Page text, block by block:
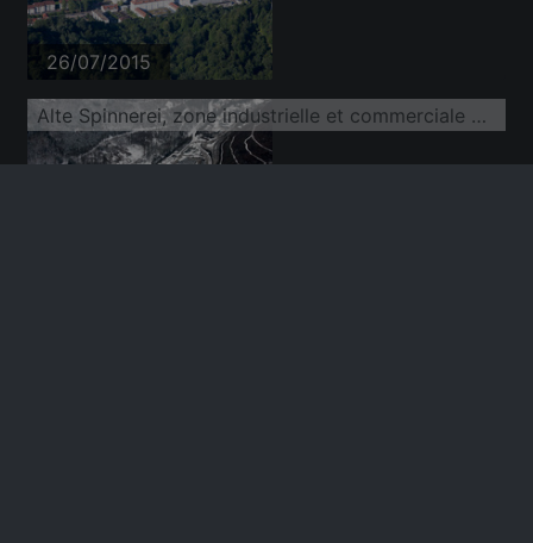
26/07/2015
Alte Spinnerei, zone industrielle et commerciale enneigée en hiver